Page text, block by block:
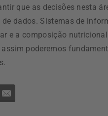
que as decisões nesta
de dados. Sistemas de
e a composição
poderemos